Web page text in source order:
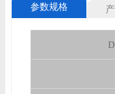
参数规格